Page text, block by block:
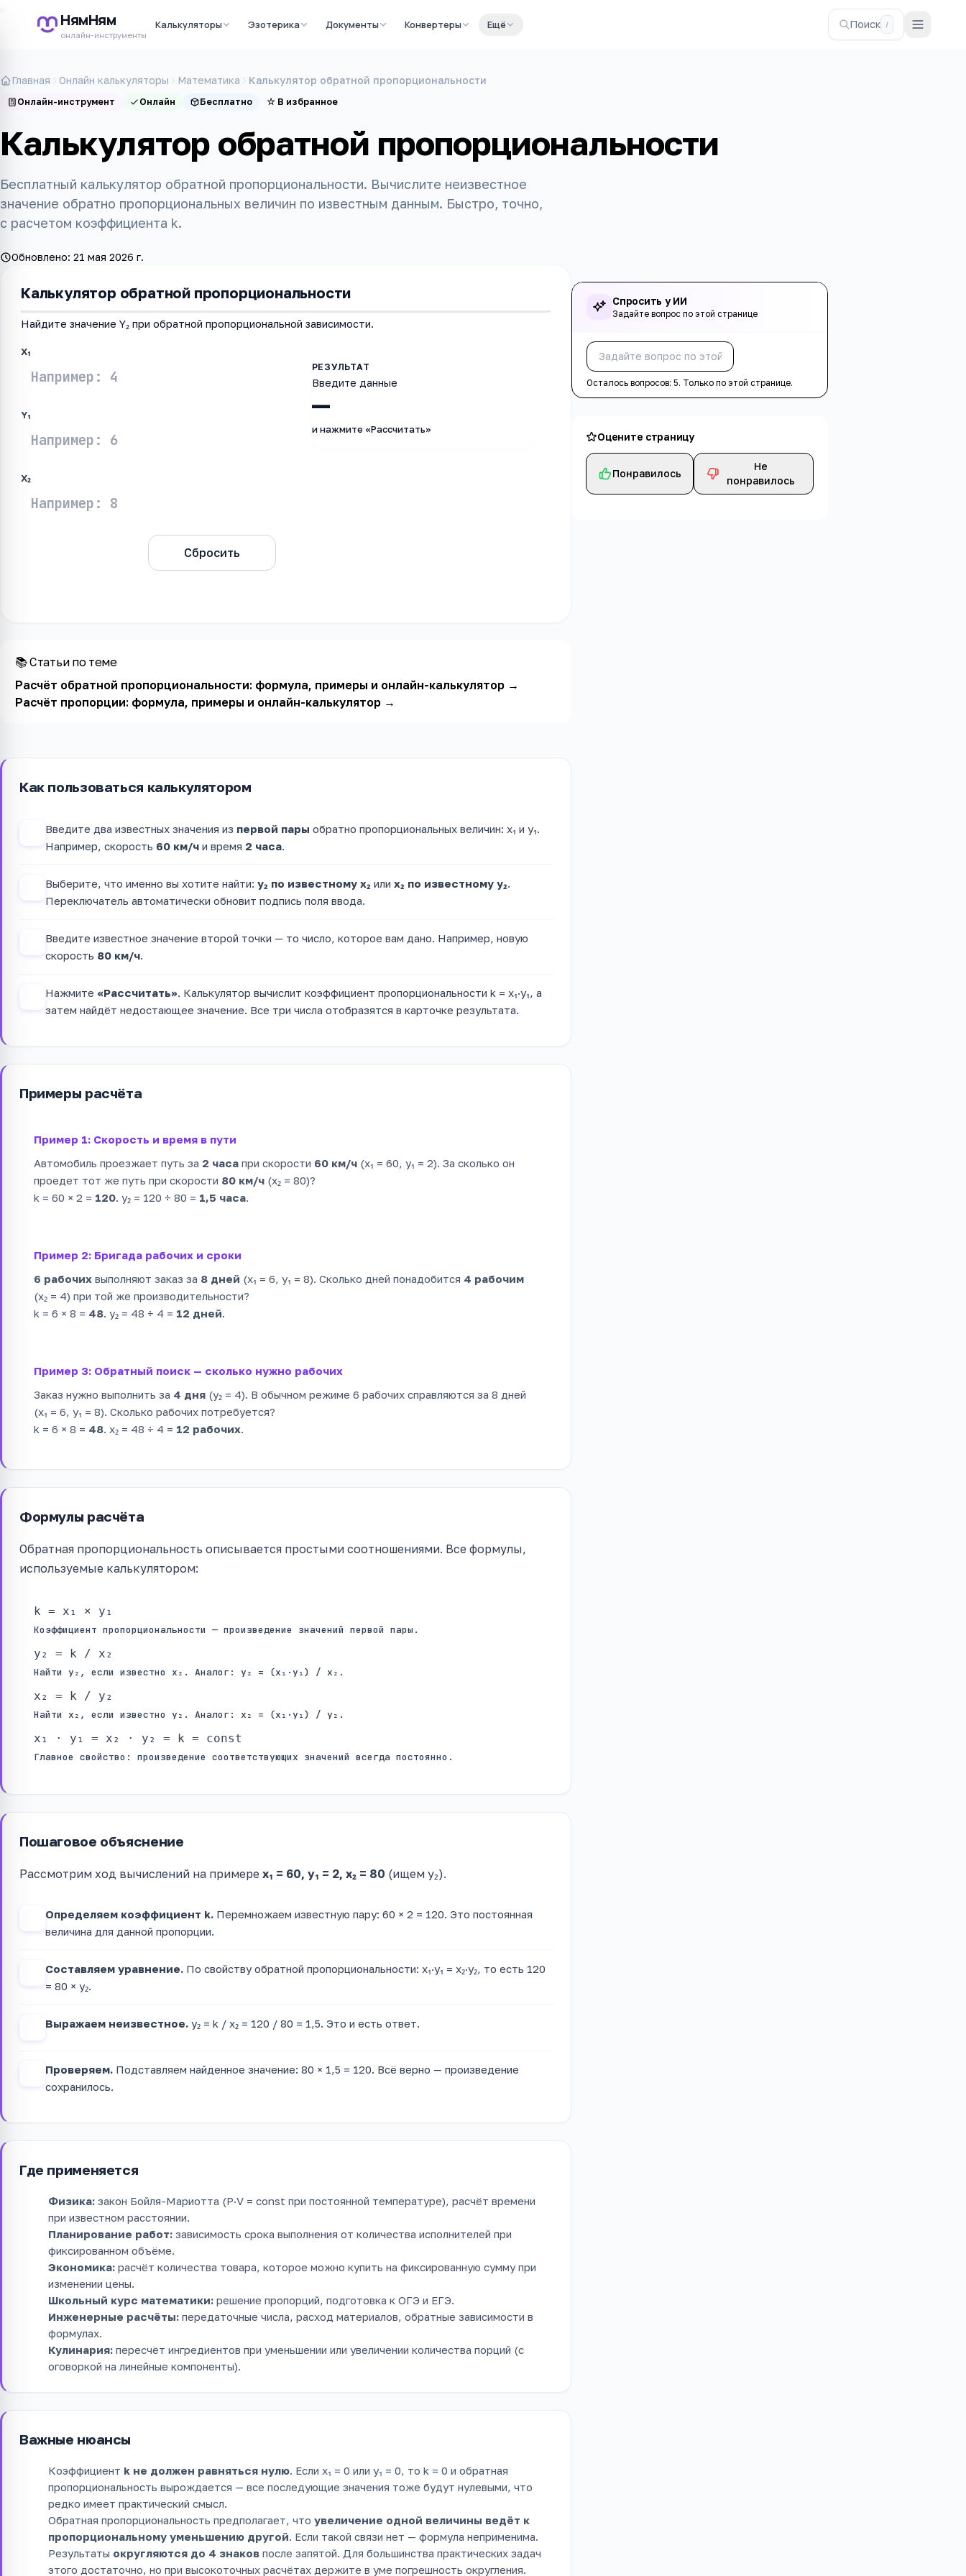
НямНям
онлайн-инструменты
Калькуляторы Эзотерика Документы Конвертеры Ещё Поиск /
Главная Онлайн калькуляторы Математика Калькулятор обратной пропорциональности
Онлайн-инструмент Онлайн Бесплатно ☆ В избранное
Калькулятор обратной пропорциональности
Бесплатный калькулятор обратной пропорциональности. Вычислите неизвестное
значение обратно пропорциональных величин по известным данным. Быстро, точно,
с расчетом коэффициента k.
Обновлено: 21 мая 2026 г.
Калькулятор обратной пропорциональности
Найдите значение Y₂ при обратной пропорциональной зависимости.
X₁
Y₁
X₂
Сбросить
—
Введите данные
и нажмите «Рассчитать»
📚 Статьи по теме
Расчёт обратной пропорциональности: формула, примеры и онлайн-калькулятор→
Расчёт пропорции: формула, примеры и онлайн-калькулятор→
Как пользоваться калькулятором
Введите два известных значения из первой пары обратно пропорциональных величин: x₁ и y₁.
Например, скорость 60 км/ч и время 2 часа.
Выберите, что именно вы хотите найти: y₂ по известному x₂ или x₂ по известному y₂.
Переключатель автоматически обновит подпись поля ввода.
Введите известное значение второй точки — то число, которое вам дано. Например, новую
скорость 80 км/ч.
Нажмите «Рассчитать». Калькулятор вычислит коэффициент пропорциональности k = x₁·y₁, а
затем найдёт недостающее значение. Все три числа отобразятся в карточке результата.
Примеры расчёта
Пример 1: Скорость и время в пути
Автомобиль проезжает путь за 2 часа при скорости 60 км/ч (x₁ = 60, y₁ = 2). За сколько он
проедет тот же путь при скорости 80 км/ч (x₂ = 80)?
k = 60 × 2 = 120. y₂ = 120 ÷ 80 = 1,5 часа.
Пример 2: Бригада рабочих и сроки
6 рабочих выполняют заказ за 8 дней (x₁ = 6, y₁ = 8). Сколько дней понадобится 4 рабочим
(x₂ = 4) при той же производительности?
k = 6 × 8 = 48. y₂ = 48 ÷ 4 = 12 дней.
Пример 3: Обратный поиск — сколько нужно рабочих
Заказ нужно выполнить за 4 дня (y₂ = 4). В обычном режиме 6 рабочих справляются за 8 дней
(x₁ = 6, y₁ = 8). Сколько рабочих потребуется?
k = 6 × 8 = 48. x₂ = 48 ÷ 4 = 12 рабочих.
Формулы расчёта
Обратная пропорциональность описывается простыми соотношениями. Все формулы,
используемые калькулятором:
k = x₁ × y₁
Коэффициент пропорциональности — произведение значений первой пары.
y₂ = k / x₂
Найти y₂, если известно x₂. Аналог: y₂ = (x₁·y₁) / x₂.
x₂ = k / y₂
Найти x₂, если известно y₂. Аналог: x₂ = (x₁·y₁) / y₂.
x₁ · y₁ = x₂ · y₂ = k = const
Главное свойство: произведение соответствующих значений всегда постоянно.
Пошаговое объяснение
Рассмотрим ход вычислений на примере x₁ = 60, y₁ = 2, x₂ = 80 (ищем y₂).
Определяем коэффициент k. Перемножаем известную пару: 60 × 2 = 120. Это постоянная
величина для данной пропорции.
Составляем уравнение. По свойству обратной пропорциональности: x₁·y₁ = x₂·y₂, то есть 120
= 80 × y₂.
Выражаем неизвестное. y₂ = k / x₂ = 120 / 80 = 1,5. Это и есть ответ.
Проверяем. Подставляем найденное значение: 80 × 1,5 = 120. Всё верно — произведение
сохранилось.
Где применяется
Физика: закон Бойля-Мариотта (P·V = const при постоянной температуре), расчёт времени
при известном расстоянии.
Планирование работ: зависимость срока выполнения от количества исполнителей при
фиксированном объёме.
Экономика: расчёт количества товара, которое можно купить на фиксированную сумму при
изменении цены.
Школьный курс математики: решение пропорций, подготовка к ОГЭ и ЕГЭ.
Инженерные расчёты: передаточные числа, расход материалов, обратные зависимости в
формулах.
Кулинария: пересчёт ингредиентов при уменьшении или увеличении количества порций (с
оговоркой на линейные компоненты).
Важные нюансы
Коэффициент k не должен равняться нулю. Если x₁ = 0 или y₁ = 0, то k = 0 и обратная
пропорциональность вырождается — все последующие значения тоже будут нулевыми, что
редко имеет практический смысл.
Обратная пропорциональность предполагает, что увеличение одной величины ведёт к
пропорциональному уменьшению другой. Если такой связи нет — формула неприменима.
Результаты округляются до 4 знаков после запятой. Для большинства практических задач
этого достаточно, но при высокоточных расчётах держите в уме погрешность округления.
Спросить у ИИ
Задайте вопрос по этой странице
Осталось вопросов:5. Только по этой странице.
Оцените страницу
Понравилось
Не
понравилось